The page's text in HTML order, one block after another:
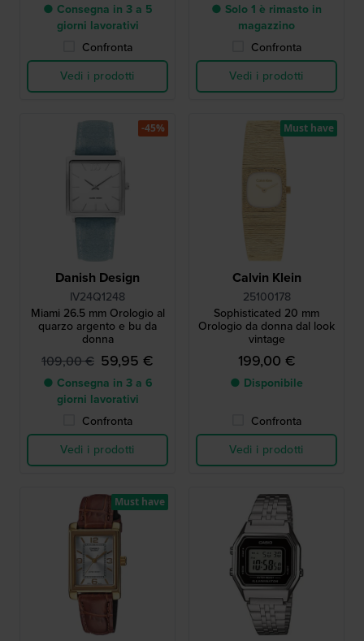
● Consegna in 3 a 5
giorni lavorativi
Confronta
Vedi i prodotti
● Solo 1 è rimasto in
magazzino
Confronta
Vedi i prodotti
Danish Design
IV24Q1248
Miami 26.5 mm Orologio al
quarzo argento e bu da
donna
109,00 € 59,95 €
● Consegna in 3 a 6
giorni lavorativi
Confronta
Vedi i prodotti
-45%
Calvin Klein
25100178
Sophisticated 20 mm
Orologio da donna dal look
vintage
199,00 €
● Disponibile
Confronta
Vedi i prodotti
Must have
Must have